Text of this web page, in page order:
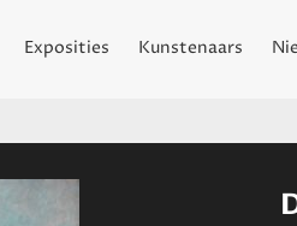
Exposities Kunstenaars